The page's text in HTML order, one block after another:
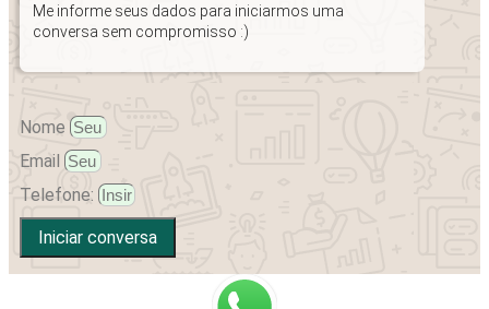
Me informe seus dados para iniciarmos uma
conversa sem compromisso :)
Nome
Email
Telefone:
Iniciar conversa